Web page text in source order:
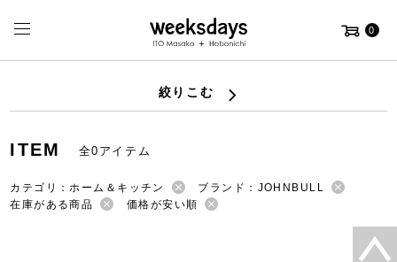
0
絞りこむ
ITEM 全0アイテム
カテゴリ：ホーム＆キッチン
ブランド：JOHNBULL
在庫がある商品
価格が安い順